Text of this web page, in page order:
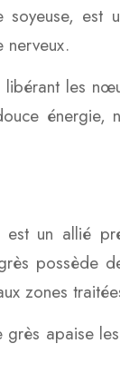
est
nerveux.
les
un allié
possède
zones
apaise